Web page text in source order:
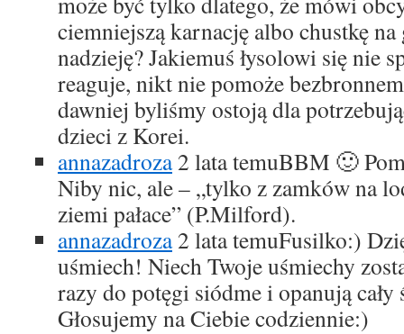
ciemniejszą karnację albo chustkę
nadzieję? Jakiemuś łysolowi się nie
reaguje, nikt nie pomoże
dawniej byliśmy ostoją dla
dzieci z Korei.
annazadroza 2 lata temuBBM 🙂
Niby nic, ale – „tylko z zamków na
ziemi pałace” (P.Milford).
annazadroza 2 lata temuFusilko:)
uśmiech! Niech Twoje uśmiechy
razy do potęgi siódme i opanują
Głosujemy na Ciebie codziennie:)